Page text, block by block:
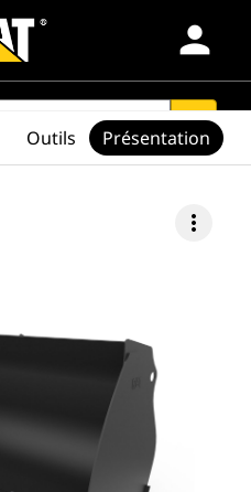
person
search
more_vert
Outils Présentation